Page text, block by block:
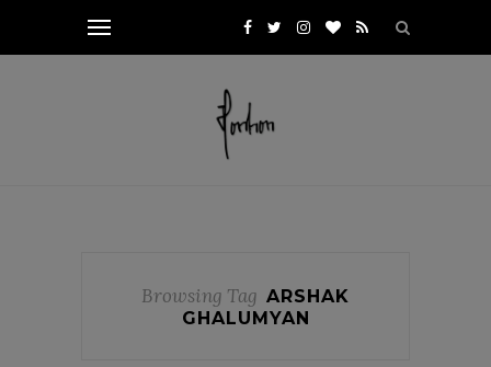
Browsing Tag ARSHAK
GHALUMYAN